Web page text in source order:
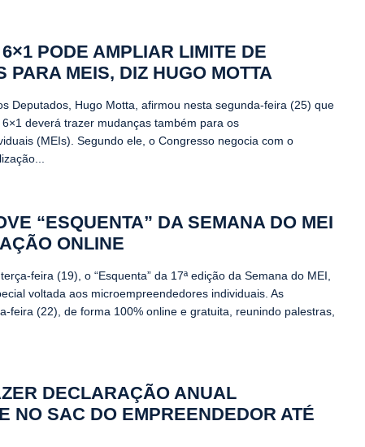
PODE AMPLIAR LIMITE DE
PARA MEIS, DIZ HUGO MOTTA
Deputados, Hugo Motta, afirmou nesta segunda-feira (25) que
deverá trazer mudanças também para os
(MEIs). Segundo ele, o Congresso negocia com o
“ESQUENTA” DA SEMANA DO MEI
ONLINE
feira (19), o “Esquenta” da 17ª edição da Semana do MEI,
voltada aos microempreendedores individuais. As
feira (22), de forma 100% online e gratuita, reunindo palestras,
DECLARAÇÃO ANUAL
NO SAC DO EMPREENDEDOR ATÉ